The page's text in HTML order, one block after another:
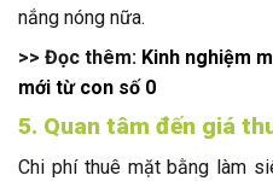
nắng nóng nữa.
>> Đọc thêm: Kinh nghiệm
mới từ con số 0
5. Quan tâm đến giá
Chi phí thuê mặt bằng làm